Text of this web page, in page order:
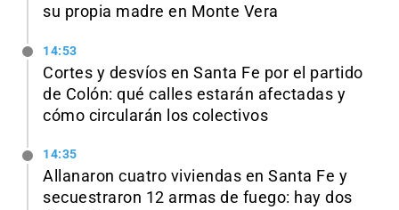
su propia madre en Monte Vera
14:53
Cortes y desvíos en Santa Fe por el partido
de Colón: qué calles estarán afectadas y
cómo circularán los colectivos
14:35
Allanaron cuatro viviendas en Santa Fe y
secuestraron 12 armas de fuego: hay dos